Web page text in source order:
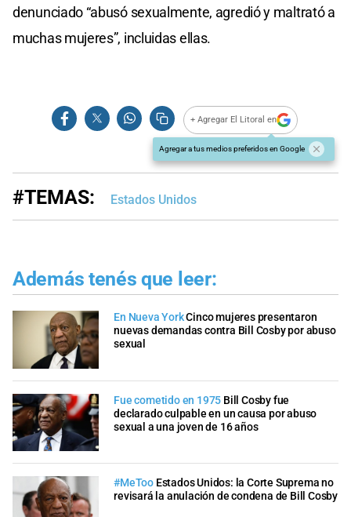
denunciado “abusó sexualmente, agredió y maltrató a
muchas mujeres”, incluidas ellas.
+ Agregar El Litoral en
Agregar a tus medios preferidos en Google
#TEMAS: Estados Unidos
Además tenés que leer:
En Nueva YorkCinco mujeres presentaron
nuevas demandas contra Bill Cosby por abuso
sexual
Fue cometido en 1975 Bill Cosby fue
declarado culpable en un causa por abuso
sexual a una joven de 16 años
#MeToo Estados Unidos: la Corte Suprema no
revisará la anulación de condena de Bill Cosby